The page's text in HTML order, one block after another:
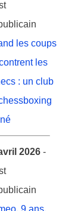
les coups
les
: un club
2026 -
9 ans,